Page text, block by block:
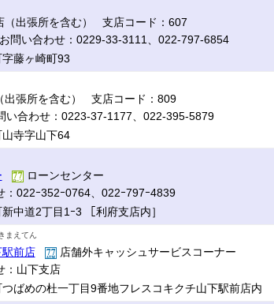
出張所を含む） 支店コード：607
問い合わせ：0229-33-3111、022-797-6854
藤ヶ崎町93
出張所を含む） 支店コード：809
い合わせ：0223-37-1177、022-395-5879
寺字山下64
ローンセンター
022ｰ352ｰ0764、022ｰ797ｰ4839
中道2丁目1ｰ3 ［利府支店内］
まえてん
前店
店舗外キャッシュサービスコーナー
：山下支店
ばめの杜一丁目9番地フレスコキクチ山下駅前店内